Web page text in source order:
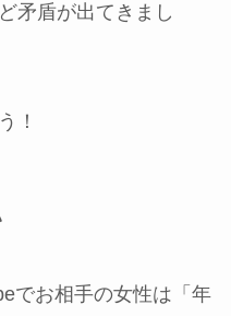
矛盾が出てきまし
！
でお相手の女性は「年